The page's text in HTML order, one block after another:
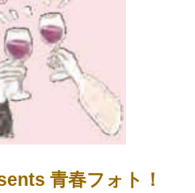
青春フォト！